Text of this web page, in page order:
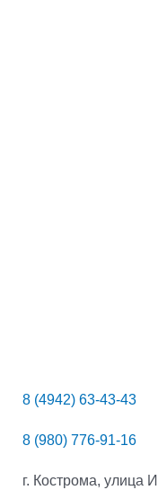
8 (4942) 63-43-43
8 (980) 776-91-16
г. Кострома, улица